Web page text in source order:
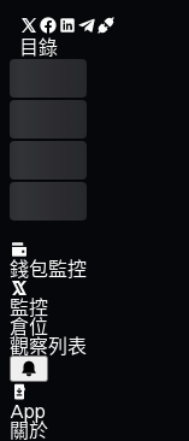
目錄
錢包監控
監控
倉位
觀察列表
App
關於